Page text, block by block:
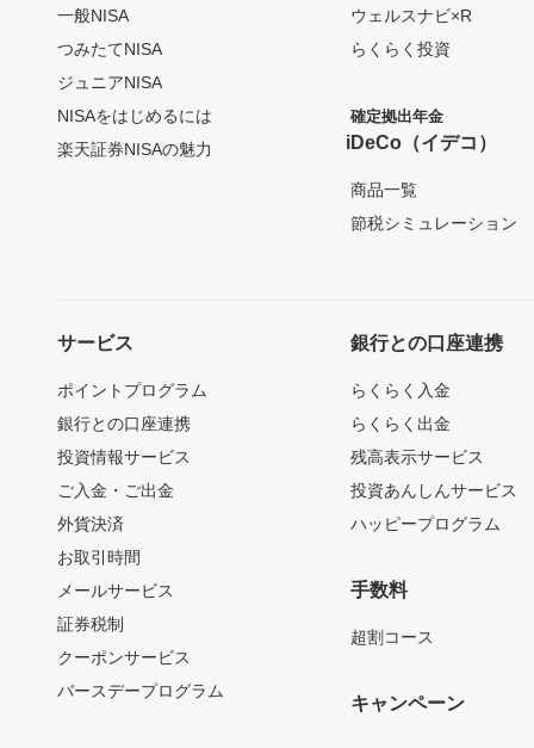
一般NISA
つみたてNISA
ジュニアNISA
NISAをはじめるには
楽天証券NISAの魅力
ウェルスナビ×R
らくらく投資
確定拠出年金
iDeCo（イデコ）
商品一覧
節税シミュレーション
サービス
ポイントプログラム
銀行との口座連携
投資情報サービス
ご入金・ご出金
外貨決済
お取引時間
メールサービス
証券税制
クーポンサービス
バースデープログラム
銀行との口座連携
らくらく入金
らくらく出金
残高表示サービス
投資あんしんサービス
ハッピープログラム
手数料
超割コース
キャンペーン